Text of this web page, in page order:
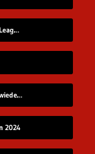
Die absurdesten Momente der Premier-League-Saison 22/23
Kraftklub – „Wenn ich tot bin, fang ich wieder an“
2024